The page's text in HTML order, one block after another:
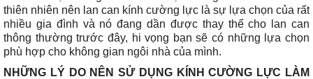
thiên nhiên nên lan can kính cường lực là sự lựa chọn của rất
nhiều gia đình và nó đang dần được thay thế cho lan can
thông thường trước đây, hi vọng bạn sẽ có những lựa chọn
phù hợp cho không gian ngôi nhà của mình.
NHỮNG LÝ DO NÊN SỬ DỤNG KÍNH CƯỜNG LỰC LÀM